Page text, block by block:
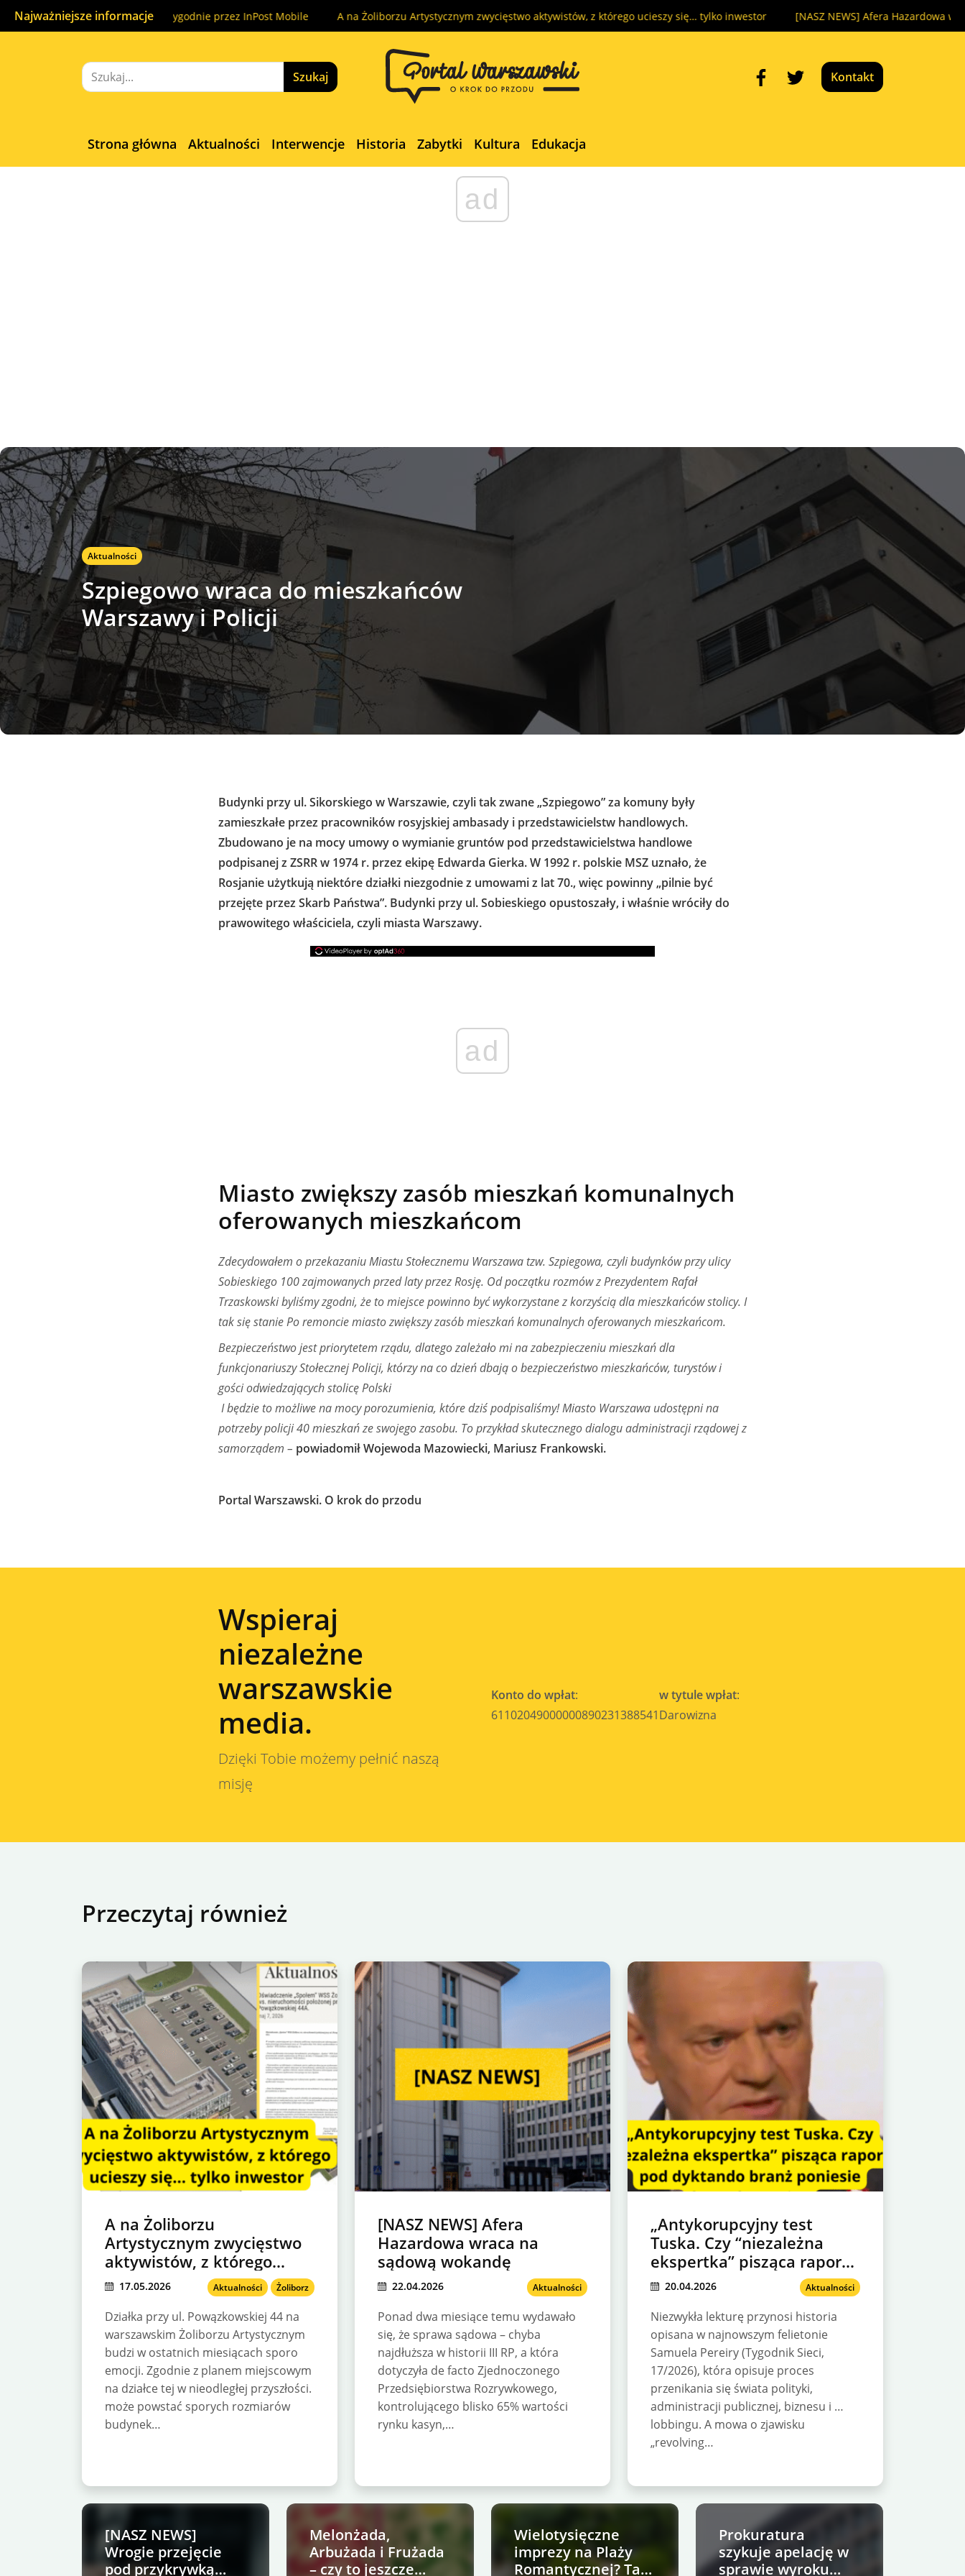
Najważniejsze informacje
do końca. Nadaj wygodnie przez InPost Mobile A na Żoliborzu Artystycznym zwycięstwo aktywistów, z którego ucieszy się… tylko inwestor [NASZ NEWS] Afera Hazardowa wraca na
Kontakt
Strona główna Aktualności Interwencje Historia Zabytki Kultura Edukacja
ad
Aktualności
Szpiegowo wraca do mieszkańców
Warszawy i Policji
Budynki przy ul. Sikorskiego w Warszawie, czyli tak zwane „Szpiegowo” za komuny były
zamieszkałe przez pracowników rosyjskiej ambasady i przedstawicielstw handlowych.
Zbudowano je na mocy umowy o wymianie gruntów pod przedstawicielstwa handlowe
podpisanej z ZSRR w 1974 r. przez ekipę Edwarda Gierka. W 1992 r. polskie MSZ uznało, że
Rosjanie użytkują niektóre działki niezgodnie z umowami z lat 70., więc powinny „pilnie być
przejęte przez Skarb Państwa”. Budynki przy ul. Sobieskiego opustoszały, i właśnie wróciły do
prawowitego właściciela, czyli miasta Warszawy.
ad
Miasto zwiększy zasób mieszkań komunalnych
oferowanych mieszkańcom
Zdecydowałem o przekazaniu Miastu Stołecznemu Warszawa tzw. Szpiegowa, czyli budynków przy ulicy
Sobieskiego 100 zajmowanych przed laty przez Rosję. Od początku rozmów z Prezydentem Rafał
Trzaskowski byliśmy zgodni, że to miejsce powinno być wykorzystane z korzyścią dla mieszkańców stolicy. I
tak się stanie Po remoncie miasto zwiększy zasób mieszkań komunalnych oferowanych mieszkańcom.
Bezpieczeństwo jest priorytetem rządu, dlatego zależało mi na zabezpieczeniu mieszkań dla
funkcjonariuszy Stołecznej Policji, którzy na co dzień dbają o bezpieczeństwo mieszkańców, turystów i
gości odwiedzających stolicę Polski
I będzie to możliwe na mocy porozumienia, które dziś podpisaliśmy! Miasto Warszawa udostępni na
potrzeby policji 40 mieszkań ze swojego zasobu. To przykład skutecznego dialogu administracji rządowej z
samorządem – powiadomił Wojewoda Mazowiecki, Mariusz Frankowski.
Portal Warszawski. O krok do przodu
Wspieraj
niezależne
warszawskie
media.
Dzięki Tobie możemy pełnić naszą
misję
Konto do wpłat:
61102049000000890231388541
w tytule wpłat:
Darowizna
Przeczytaj również
A na Żoliborzu
Artystycznym zwycięstwo
aktywistów, z którego
ucieszy się… tylko inwestor
17.05.2026 Aktualności Żoliborz
Działka przy ul. Powązkowskiej 44 na
warszawskim Żoliborzu Artystycznym
budzi w ostatnich miesiącach sporo
emocji. Zgodnie z planem miejscowym
na działce tej w nieodległej przyszłości.
może powstać sporych rozmiarów
budynek…
[NASZ NEWS] Afera
Hazardowa wraca na
sądową wokandę
22.04.2026 Aktualności
Ponad dwa miesiące temu wydawało
się, że sprawa sądowa – chyba
najdłuższa w historii III RP, a która
dotyczyła de facto Zjednoczonego
Przedsiębiorstwa Rozrywkowego,
kontrolującego blisko 65% wartości
rynku kasyn,…
„Antykorupcyjny test
Tuska. Czy “niezależna
ekspertka” pisząca raporty
pod dyktando branż
poniesie konsekwencje?
20.04.2026 Aktualności
Niezwykła lekturę przynosi historia
opisana w najnowszym felietonie
Samuela Pereiry (Tygodnik Sieci,
17/2026), która opisuje proces
przenikania się świata polityki,
administracji publicznej, biznesu i …
lobbingu. A mowa o zjawisku
„revolving…
[NASZ NEWS]
Wrogie przejęcie
pod przykrywką
Melonżada,
Arbużada i Frużada
– czy to jeszcze
Wielotysięczne
imprezy na Plaży
Romantycznej? Taki
Prokuratura
szykuje apelację w
sprawie wyroku